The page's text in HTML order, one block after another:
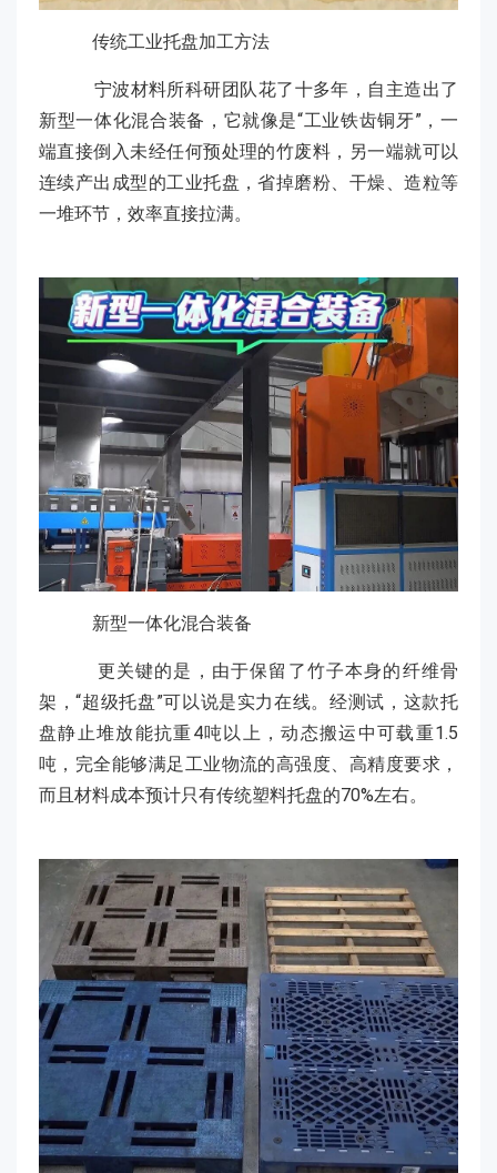
传统工业托盘加工方法
宁波材料所科研团队花了十多年，自主造出了
新型一体化混合装备，它就像是“工业铁齿铜牙”，一
端直接倒入未经任何预处理的竹废料，另一端就可以
连续产出成型的工业托盘，省掉磨粉、干燥、造粒等
一堆环节，效率直接拉满。
新型一体化混合装备
更关键的是，由于保留了竹子本身的纤维骨
架，“超级托盘”可以说是实力在线。经测试，这款托
盘静止堆放能抗重4吨以上，动态搬运中可载重1.5
吨，完全能够满足工业物流的高强度、高精度要求，
而且材料成本预计只有传统塑料托盘的70%左右。